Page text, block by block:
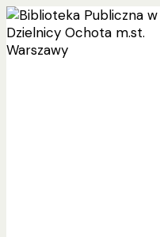
Przejdź
do
treści